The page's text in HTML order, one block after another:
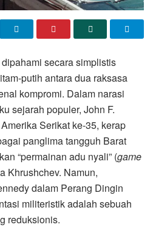
secara simplistis
putih antara dua raksasa
kompromi. Dalam narasi
sejarah populer, John F.
Serikat ke-35, kerap
panglima tangguh Barat
“permainan adu nyali” (game
Khrushchev. Namun,
dalam Perang Dingin
militeristik adalah sebuah
reduksionis.